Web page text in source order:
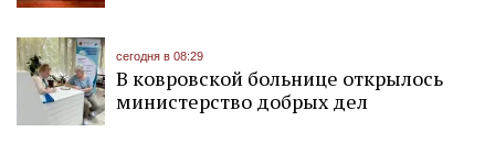
сегодня в 08:29
В ковровской больнице открылось
министерство добрых дел